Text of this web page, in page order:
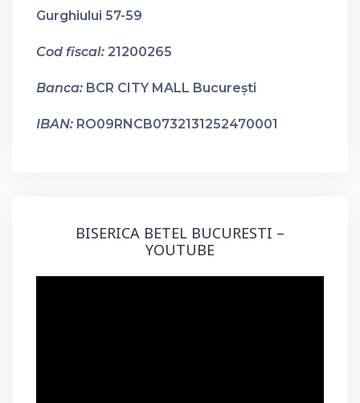
Gurghiului 57-59
Cod fiscal: 21200265
Banca: BCR CITY MALL București
IBAN: RO09RNCB0732131252470001
BISERICA BETEL BUCURESTI –
YOUTUBE